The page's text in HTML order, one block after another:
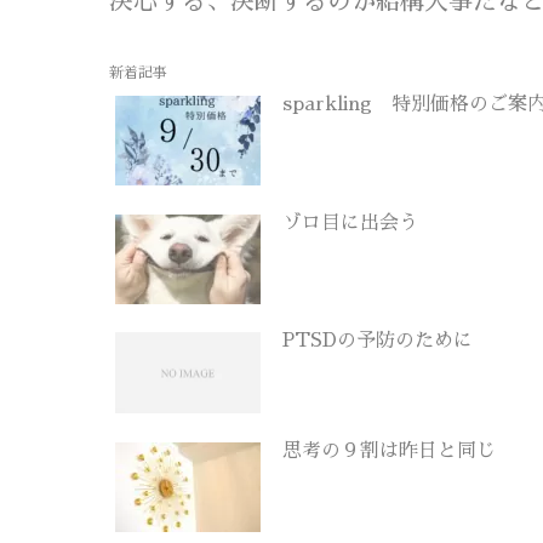
新着記事
sparkling 特別価格のご案
ゾロ目に出会う
PTSDの予防のために
思考の９割は昨日と同じ